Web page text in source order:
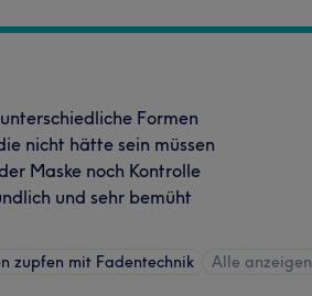
Formen
nicht hätte sein müssen
Maske noch Kontrolle
und sehr bemüht
zupfen mit Fadentechnik Alle anzeigen